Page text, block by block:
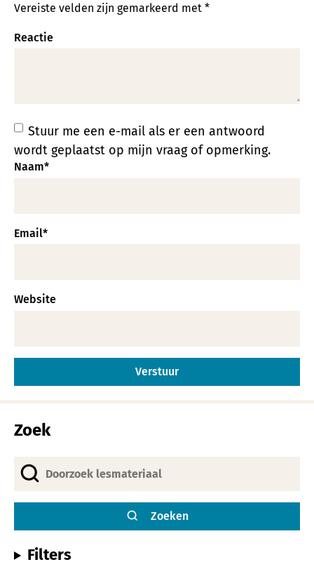
Vereiste velden zijn gemarkeerd met *
Reactie
Stuur me een e-mail als er een antwoord
wordt geplaatst op mijn vraag of opmerking.
Naam*
Email*
Website
Zoek
Zoeken
Filters